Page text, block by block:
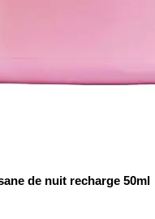
de nuit recharge 50ml